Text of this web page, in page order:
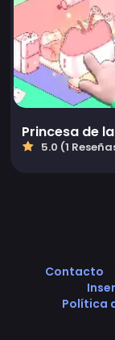
5.0 (1
Contacto
Política